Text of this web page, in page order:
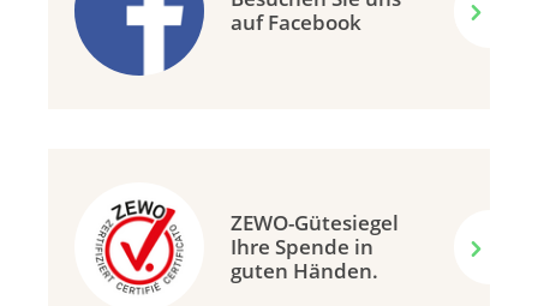
auf Facebook
ZEWO-Gütesiegel
Ihre Spende in
guten Händen.